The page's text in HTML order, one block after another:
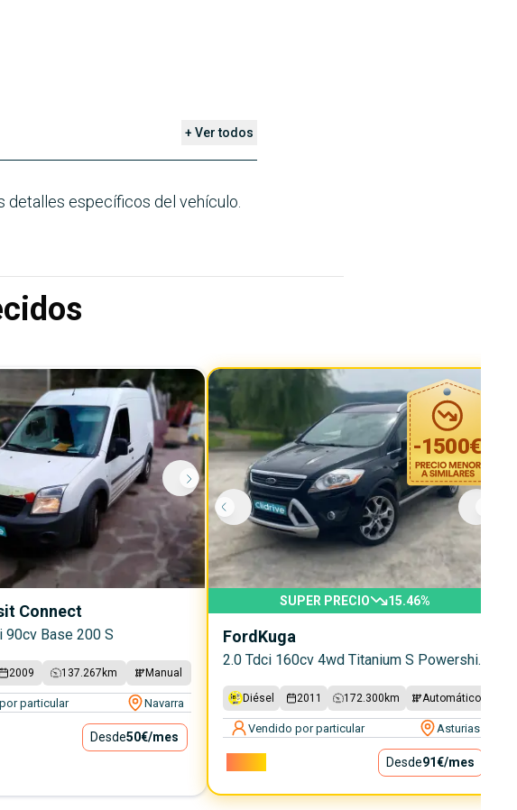
+ Ver todos
detalles específicos del vehículo.
Connect
90cv Base 200 S
2009 137.267 km Manual
particular Navarra
Desde50€/mes
-1500€
SUPER PRECIO 15.46%
Ford Kuga
2.0 Tdci 160cv 4wd Titanium S Powershift
Diésel 2011 172.300 km Automático
Vendido por particular Asturias
Desde91€/mes